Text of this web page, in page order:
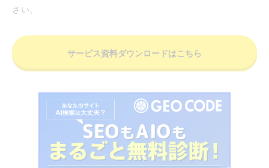
さい。
サービス資料ダウンロードはこちら